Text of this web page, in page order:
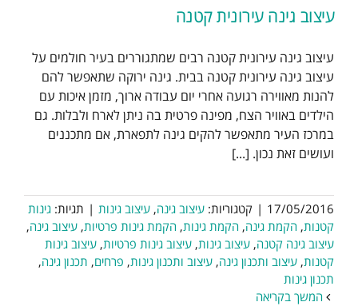
עיצוב גינה עירונית קטנה
עיצוב גינה עירונית קטנה רבים שמתגוררים בעיר חולמים על
עיצוב גינה עירונית קטנה בבית. גינה ירוקה שתאפשר להם
להנות מאווירה רגועה אחרי יום עבודה ארוך, מזמן איכות עם
הילדים באוויר הצח, מפינה פרטית בה ניתן לארח ולבלות. גם
במרכז העיר מתאפשר להקים גינה לתפארת, אם מתכננים
ועושים זאת נכון. [...]
17/05/2016
| קטגוריות: עיצוב גינה, עיצוב גינות | תגיות: גינות
קטנות, הקמת גינה, הקמת גינות, הקמת גינות פרטיות, עיצוב גינה,
עיצוב גינה קטנה, עיצוב גינות, עיצוב גינות פרטיות, עיצוב גינות
קטנות, עיצוב ותכנון גינה, עיצוב ותכנון גינות, פרחים, תכנון גינה,
תכנון גינות
המשך בקריאה